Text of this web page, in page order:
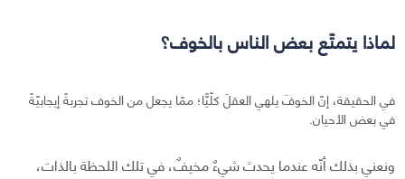
لماذا يتمتّع بعض الناس بالخوف؟
في الحقيقة، إنّ الخوفَ يلهي العقلَ كلّيًّا؛ ممّا يجعل من الخوف تجربةً إيجابيّةً
في بعض الأحيان.
ونعني بذلك أنّه عندما يحدث شيءٌ مخيفٌ، في تلك اللحظة بالذات،